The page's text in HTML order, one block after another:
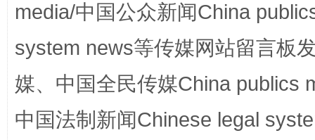
media/中国公众新闻China
system news等传媒网站留言板
媒、中国全民传媒China publics
中国法制新闻Chinese legal